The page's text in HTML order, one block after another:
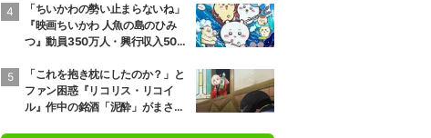
「ちいかわの勢い止まらないね」
『映画ちいかわ 人魚の島のひみ
つ』動員350万人・興行収入50億
「これを抱き枕にしたのか？」と
ファン困惑『リコリス・リコイ
ル』作中の銘酒「泥酔」がまさか